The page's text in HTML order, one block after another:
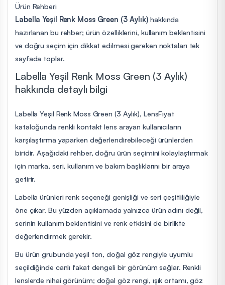
Ürün Rehberi
Labella Yeşil Renk Moss Green (3 Aylık) hakkında
hazırlanan bu rehber; ürün özelliklerini, kullanım beklentisini
ve doğru seçim için dikkat edilmesi gereken noktaları tek
sayfada toplar.
Labella Yeşil Renk Moss Green (3 Aylık)
hakkında detaylı bilgi
Labella Yeşil Renk Moss Green (3 Aylık), LensFiyat
kataloğunda renkli kontakt lens arayan kullanıcıların
karşılaştırma yaparken değerlendirebileceği ürünlerden
biridir. Aşağıdaki rehber, doğru ürün seçimini kolaylaştırmak
için marka, seri, kullanım ve bakım başlıklarını bir araya
getirir.
Labella ürünleri renk seçeneği genişliği ve seri çeşitliliğiyle
öne çıkar. Bu yüzden açıklamada yalnızca ürün adını değil,
serinin kullanım beklentisini ve renk etkisini de birlikte
değerlendirmek gerekir.
Bu ürün grubunda yeşil ton, doğal göz rengiyle uyumlu
seçildiğinde canlı fakat dengeli bir görünüm sağlar. Renkli
lenslerde nihai görünüm; doğal göz rengi, ışık ortamı, göz